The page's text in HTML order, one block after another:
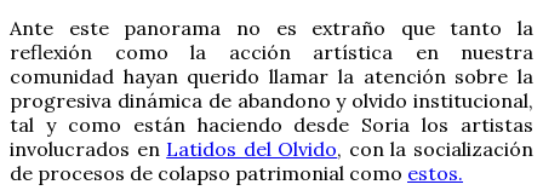
Ante este panorama no es extraño que tanto la
reflexión como la acción artística en nuestra
comunidad hayan querido llamar la atención sobre la
progresiva dinámica de abandono y olvido institucional,
tal y como están haciendo desde Soria los artistas
involucrados en Latidos del Olvido, con la socialización
de procesos de colapso patrimonial como estos.